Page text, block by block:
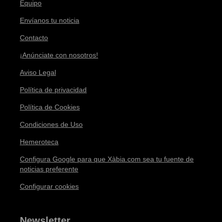
Equipo
Envíanos tu noticia
Contacto
¡Anúnciate con nosotros!
Aviso Legal
Política de privacidad
Política de Cookies
Condiciones de Uso
Hemeroteca
Configura Google para que Xàbia.com sea tu fuente de
noticias preferente
Configurar cookies